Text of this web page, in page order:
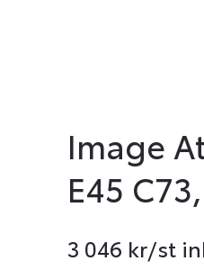
Image
E45
3 046 kr/st